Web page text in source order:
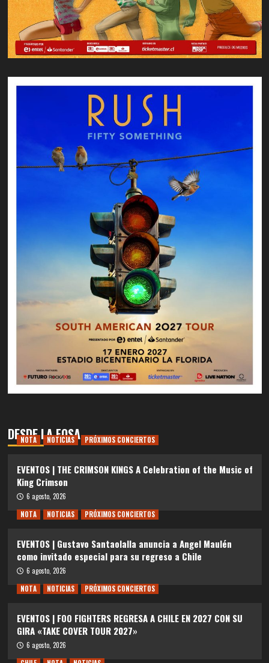
DESDE LA FOSA
NOTA NOTICIAS PRÓXIMOS CONCIERTOS
EVENTOS | THE CRIMSON KINGS A Celebration of the Music of
King Crimson
6 agosto, 2026
NOTA
NOTICIAS PRÓXIMOS CONCIERTOS
EVENTOS | Gustavo Santaolalla anuncia a Angel Maulén
como invitado especial para su regreso a Chile
6 agosto, 2026
NOTA
NOTICIAS PRÓXIMOS CONCIERTOS
EVENTOS | FOO FIGHTERS REGRESA A CHILE EN 2027 CON SU
GIRA «TAKE COVER TOUR 2027»
6 agosto, 2026